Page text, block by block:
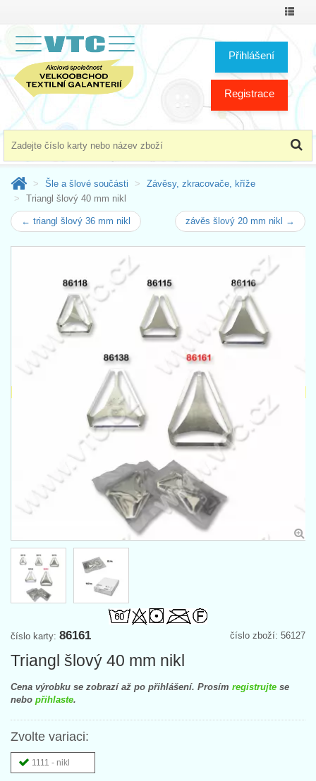
Přihlášení
Registrace
Šle a šlové součásti
Závěsy, zkracovače, kříže
Triangl šlový 40 mm nikl
← triangl šlový 36 mm nikl závěs šlový 20 mm nikl →
číslo zboží: 56127
číslo karty: 86161
Triangl šlový 40 mm nikl
Cena výrobku se zobrazí až po přihlášení. Prosím registrujte se
nebo přihlaste.
Zvolte variaci:
1111 - nikl